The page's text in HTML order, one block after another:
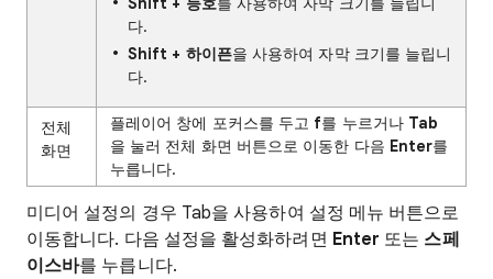
다.
Shift + 하이픈을 사용하여 자막 크기를 늘립니
다.
전체
화면
플레이어 창에 포커스를 두고 f를 누르거나 Tab
을 눌러 전체 화면 버튼으로 이동한 다음 Enter를
누릅니다.
미디어 설정의 경우 Tab을 사용하여 설정 메뉴 버튼으로
이동합니다. 다음 설정을 활성화하려면 Enter 또는 스페
이스바를 누릅니다.